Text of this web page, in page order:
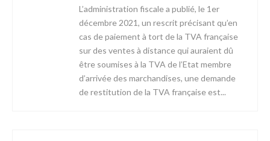
L’administration fiscale a publié, le 1er
décembre 2021, un rescrit précisant qu’en
cas de paiement à tort de la TVA française
sur des ventes à distance qui auraient dû
être soumises à la TVA de l’Etat membre
d’arrivée des marchandises, une demande
de restitution de la TVA française est...